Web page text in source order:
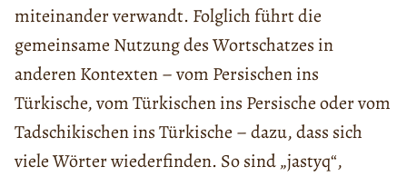
miteinander verwandt. Folglich führt die
gemeinsame Nutzung des Wortschatzes in
anderen Kontexten – vom Persischen ins
Türkische, vom Türkischen ins Persische oder vom
Tadschikischen ins Türkische – dazu, dass sich
viele Wörter wiederfinden. So sind „jastyq“,